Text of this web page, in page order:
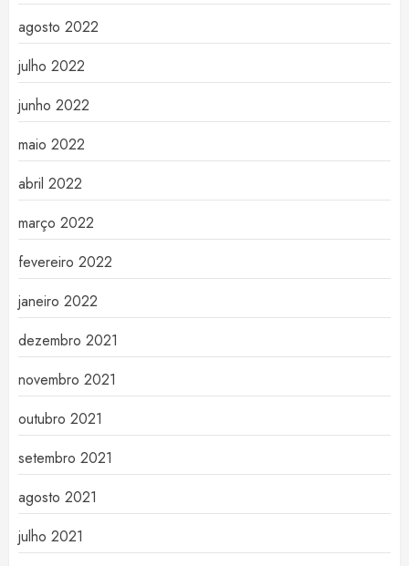
agosto 2022
julho 2022
junho 2022
maio 2022
abril 2022
março 2022
fevereiro 2022
janeiro 2022
dezembro 2021
novembro 2021
outubro 2021
setembro 2021
agosto 2021
julho 2021